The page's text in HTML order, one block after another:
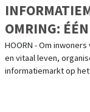
OMRING:
HOORN - Om
en vitaal leven,
informatiemarkt op het